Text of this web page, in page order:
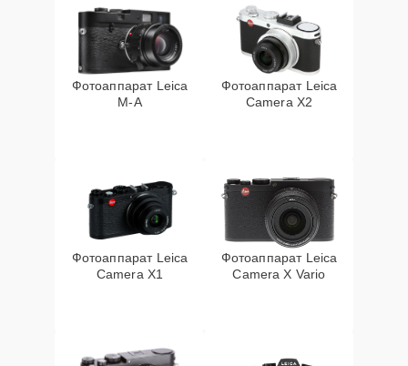
Фотоаппарат Leica
M-A
Фотоаппарат Leica
Camera X2
Фотоаппарат Leica
Camera X1
Фотоаппарат Leica
Camera X Vario